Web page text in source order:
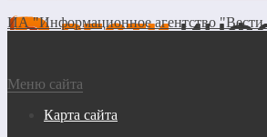
ИА "Информационное агентство
Меню сайта
Карта сайта